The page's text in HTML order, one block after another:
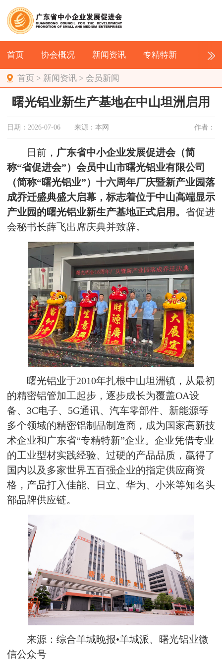
首页 协会概况 新闻资讯 专精特新
首页 > 新闻资讯 > 会员新闻
曙光铝业新生产基地在中山坦洲启用
日期：2026-07-06 来源：本网 作者：
日前， 广东省中小企业发展促进会（简
称“省促进会”）会员中山市曙光铝业有限公司
（简称“曙光铝业”）十六周年厂庆暨新产业园落
成乔迁盛典盛大启幕 ，标志着位于中山高端显示
产业园的曙光铝业新生产基地正式启用。 省促进
会秘书长薛飞出席庆典并致辞。
曙光铝业于2010年扎根中山坦洲镇，从最初
的精密铝管加工起步，逐步成长为覆盖OA设
备、3C电子、5G通讯、汽车零部件、新能源等
多个领域的精密铝制品制造商，成为国家高新技
术企业和广东省“专精特新”企业。企业凭借专业
的工业型材实践经验、过硬的产品品质，赢得了
国内以及多家世界五百强企业的指定供应商资
格，产品打入佳能、日立、华为、小米等知名头
部品牌供应链。
来源：综合羊城晚报•羊城派、曙光铝业微
信公众号